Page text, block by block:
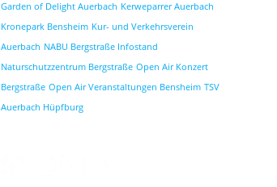
Garden of Delight Auerbach Kerweparrer Auerbach
Kronepark Bensheim Kur- und Verkehrsverein
Auerbach NABU Bergstraße Infostand
Naturschutzzentrum Bergstraße Open Air Konzert
Bergstraße Open Air Veranstaltungen Bensheim TSV
Auerbach Hüpfburg